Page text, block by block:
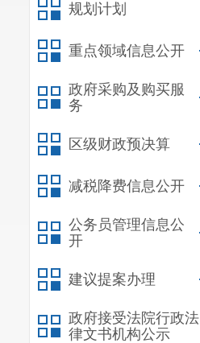
规划计划
重点领域信息公开
政府采购及购买服
务
区级财政预决算
减税降费信息公开
公务员管理信息公
开
建议提案办理
政府接受法院行政法
律文书机构公示